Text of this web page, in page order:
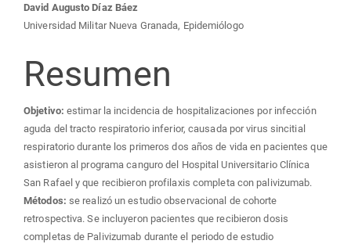
David Augusto Díaz Báez
Universidad Militar Nueva Granada, Epidemiólogo
Resumen
Objetivo: estimar la incidencia de hospitalizaciones por infección
aguda del tracto respiratorio inferior, causada por virus sincitial
respiratorio durante los primeros dos años de vida en pacientes que
asistieron al programa canguro del Hospital Universitario Clínica
San Rafael y que recibieron profilaxis completa con palivizumab.
Métodos: se realizó un estudio observacional de cohorte
retrospectiva. Se incluyeron pacientes que recibieron dosis
completas de Palivizumab durante el periodo de estudio